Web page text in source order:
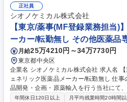
正社員
シオノケミカル株式会社
【東京/薬事(MF登録業務担当)
ーカー/転勤無し その他医薬品
月給25万4210円～34万7730円
東京都中央区
企業名 シオノケミカル株式会社 求人名 【東京/薬事(MF登録業務担当)】ジ
ェネリック医薬品メーカー/転勤無し 仕事の内容 ジェネリック医薬品の製
品開発・企画・原薬輸入を行う当社にて
部において主に医薬品原薬のMF(原薬等
年間休日120日以上 月平均残業時間20時間以